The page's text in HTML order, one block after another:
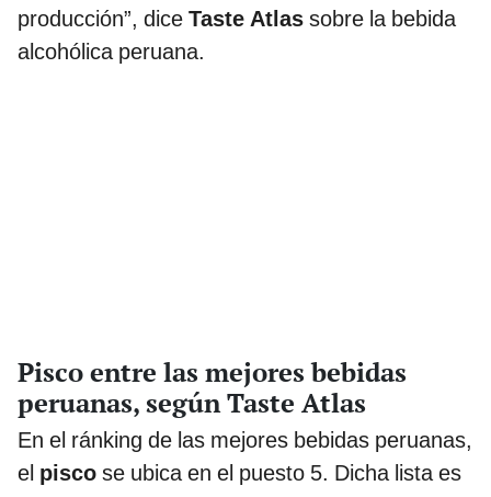
producción”, dice Taste Atlas sobre la bebida
alcohólica peruana.
Pisco entre las mejores bebidas
peruanas, según Taste Atlas
En el ránking de las mejores bebidas peruanas,
el pisco se ubica en el puesto 5. Dicha lista es